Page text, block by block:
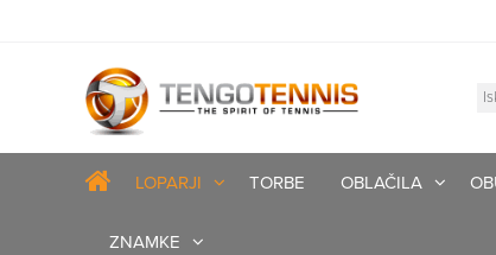
LOPARJI TORBE OBLAČILA
ZNAMKE